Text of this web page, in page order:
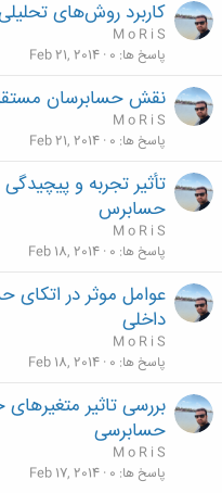
کاربرد روش‌های
M o R i S
پاسخ ها 0
Feb 21, 2014
نقش حسابرسان
M o R i S
پاسخ ها 0
Feb 21, 2014
تأثیر تجربه و
حسابرس
M o R i S
پاسخ ها 0
Feb 18, 2014
عوامل موثر در اتکای
داخلی
M o R i S
پاسخ ها 0
Feb 18, 2014
بررسی تاثیر
حسابرسی
M o R i S
پاسخ ها 0
Feb 17, 2014